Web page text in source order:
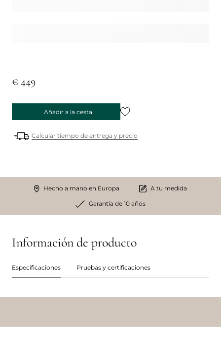
€ 449
Añadir a la cesta
Calcular tiempo de entrega y precio
Hecho a mano en Europa A tu medida
Garantía de 10 años
Información de producto
Especificaciones Pruebas y certificaciones